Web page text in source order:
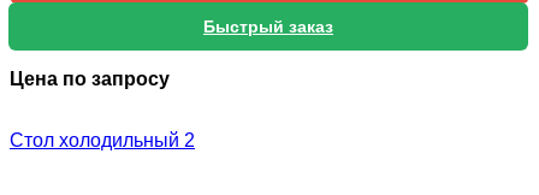
Быстрый заказ
Цена по запросу
Стол холодильный 2